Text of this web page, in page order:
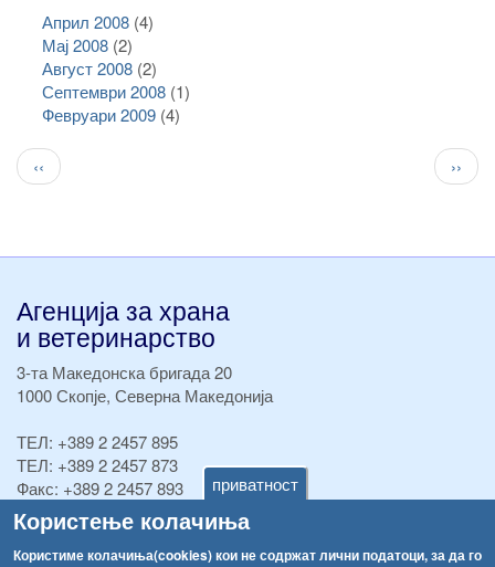
приватност
Користење колачиња
Користиме колачиња(cookies) кои не содржат лични податоци, за да го
Април 2008(4)
Мај 2008(2)
Август 2008(2)
Септември 2008(1)
Февруари 2009(4)
Pagination
Previous
page
‹‹ ››
Агенција за храна
и ветеринарство
3-та Македонска бригада 20
1000 Скопје, Северна Македонија
ТЕЛ: +389 2 2457 895
ТЕЛ: +389 2 2457 873
Факс: +389 2 2457 893
Факс:
info@fva.gov.mk